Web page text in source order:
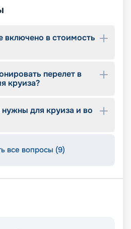
включено в стоимость
перелет в
круиза?
для круиза и во
все вопросы (9)